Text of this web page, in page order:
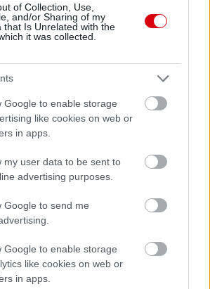
of Collection, Use,
and/or Sharing of my
that Is Unrelated with the
it was collected.
Google to enable storage
like cookies on web or
in apps.
my user data to be sent to
advertising purposes.
Google to send me
Google to enable storage
like cookies on web or
in apps.
United2026-08-15 18:00
adományoddal
hírek